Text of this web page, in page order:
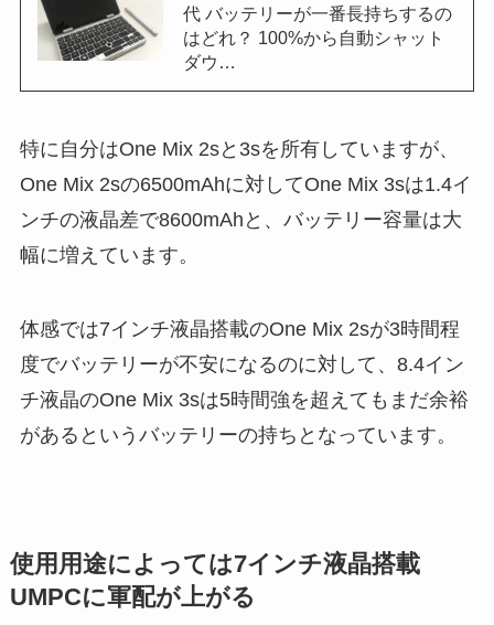
代 バッテリーが一番長持ちするの
はどれ？ 100%から自動シャット
ダウ…
特に自分はOne Mix 2sと3sを所有していますが、
One Mix 2sの6500mAhに対してOne Mix 3sは1.4イ
ンチの液晶差で8600mAhと、バッテリー容量は大
幅に増えています。
体感では7インチ液晶搭載のOne Mix 2sが3時間程
度でバッテリーが不安になるのに対して、8.4イン
チ液晶のOne Mix 3sは5時間強を超えてもまだ余裕
があるというバッテリーの持ちとなっています。
使用用途によっては7インチ液晶搭載
UMPCに軍配が上がる